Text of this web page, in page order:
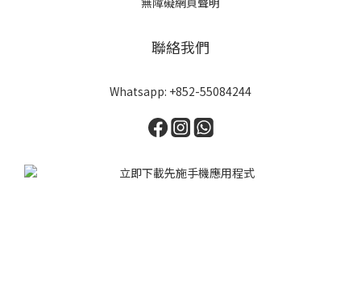
聯絡我們
Whatsapp: +852-55084244